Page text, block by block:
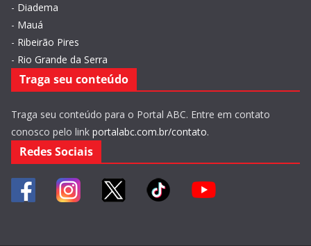
- Diadema
- Mauá
- Ribeirão Pires
- Rio Grande da Serra
Traga seu conteúdo
Traga seu conteúdo para o Portal ABC. Entre em contato
conosco pelo link portalabc.com.br/contato.
Redes Sociais